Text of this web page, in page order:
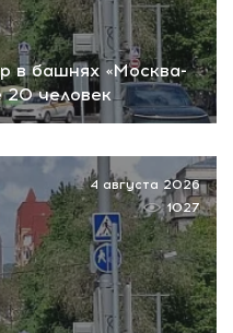
в башнях «Москва-
20 человек
4 августа 2026
1027